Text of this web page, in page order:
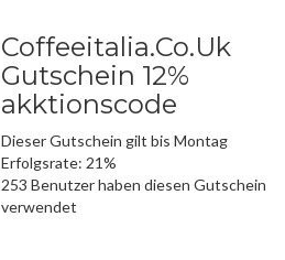
Coffeeitalia.Co.Uk
Gutschein 12%
akktionscode
Dieser Gutschein gilt bis Montag
Erfolgsrate: 21%
253 Benutzer haben diesen Gutschein
verwendet